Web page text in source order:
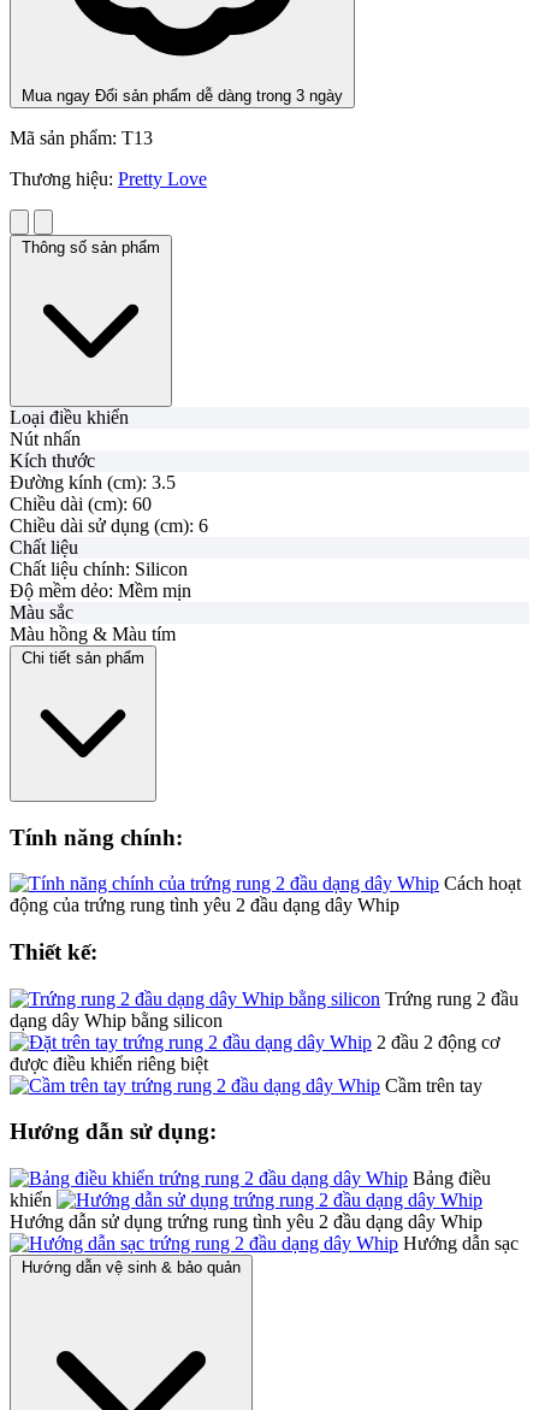
Mua ngay Đổi sản phẩm dễ dàng trong 3 ngày
Mã sản phẩm: T13
Thương hiệu: Pretty Love
Thông số sản phẩm
Loại điều khiển
Nút nhấn
Kích thước
Đường kính (cm): 3.5
Chiều dài (cm): 60
Chiều dài sử dụng (cm): 6
Chất liệu
Chất liệu chính: Silicon
Độ mềm dẻo: Mềm mịn
Màu sắc
Màu hồng & Màu tím
Chi tiết sản phẩm
Tính năng chính:
Cách hoạt
động của trứng rung tình yêu 2 đầu dạng dây Whip
Thiết kế:
Trứng rung 2 đầu
dạng dây Whip bằng silicon
2 đầu 2 động cơ
được điều khiển riêng biệt
Cầm trên tay
Hướng dẫn sử dụng:
Bảng điều
khiển
Hướng dẫn sử dụng trứng rung tình yêu 2 đầu dạng dây Whip
Hướng dẫn sạc
Hướng dẫn vệ sinh & bảo quản